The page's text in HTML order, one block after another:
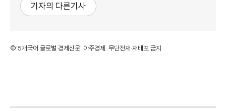
기자의 다른기사
©'5개국어 글로벌 경제신문' 아주경제. 무단전재·재배포 금지